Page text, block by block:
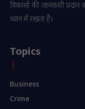
विकासों की जानकारी
ध्यान में रखता है।
Topics
Business
Crime